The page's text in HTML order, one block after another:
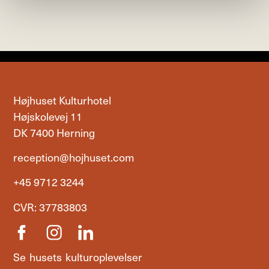
Højhuset Kulturhotel
Højskolevej 11
DK 7400 Herning
reception@hojhuset.com
+45 9712 3244
CVR: 37783803
Se husets kulturoplevelser